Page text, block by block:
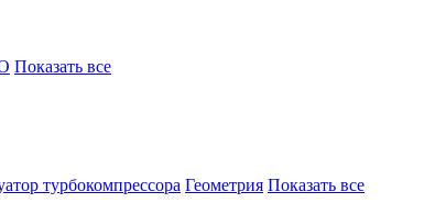
Показать все
турбокомпрессора Геометрия Показать все